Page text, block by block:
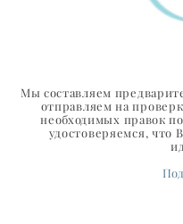
Мы составляем
отправляем на
необходимых правок
удостоверяемся, что